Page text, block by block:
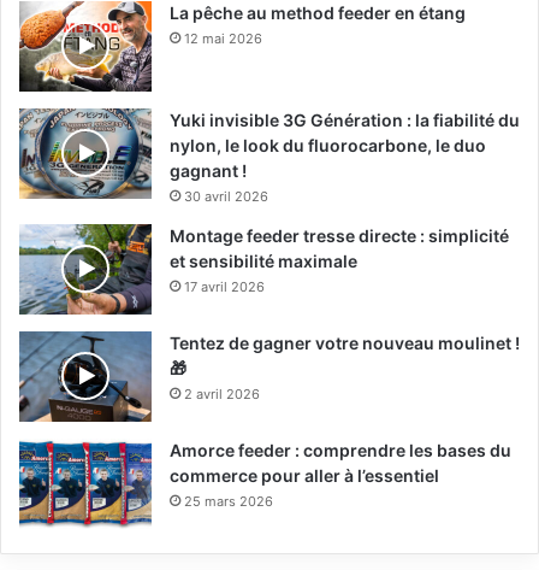
La pêche au method feeder en étang
12 mai 2026
Yuki invisible 3G Génération : la fiabilité du
nylon, le look du fluorocarbone, le duo
gagnant !
30 avril 2026
Montage feeder tresse directe : simplicité
et sensibilité maximale
17 avril 2026
Tentez de gagner votre nouveau moulinet !
🎁
2 avril 2026
Amorce feeder : comprendre les bases du
commerce pour aller à l’essentiel
25 mars 2026